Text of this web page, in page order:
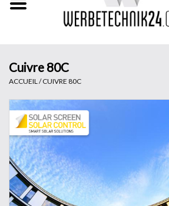
Films de décoration
Finitions & Montage
Outillage
Technique
Cuivre 80C
ACCUEIL /CUIVRE 80C